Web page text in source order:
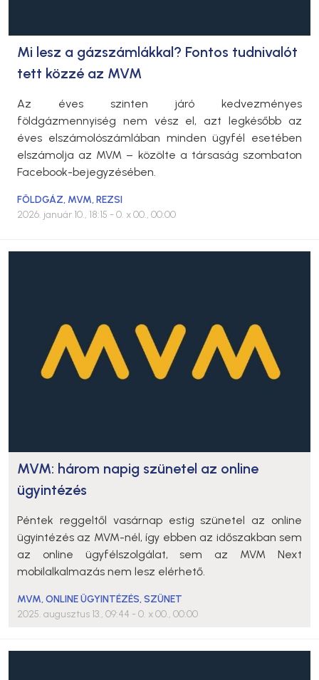
Mi lesz a gázszámlákkal? Fontos tudnivalót
tett közzé az MVM
Az éves szinten járó kedvezményes
földgázmennyiség nem vész el, azt legkésőbb az
éves elszámolószámlában minden ügyfél esetében
elszámolja az MVM – közölte a társaság szombaton
Facebook-bejegyzésében.
FÖLDGÁZ, MVM,REZSI
2026. január 10., 18:15 - 0. x 00., 00:00
MVM: három napig szünetel az online
ügyintézés
Péntek reggeltől vasárnap estig szünetel az online
ügyintézés az MVM-nél, így ebben az időszakban sem
az online ügyfélszolgálat, sem az MVM Next
mobilalkalmazás nem lesz elérhető.
MVM,ONLINE ÜGYINTÉZÉS,SZÜNET
2025. augusztus 13., 09:44 - 0. x 00., 00:00